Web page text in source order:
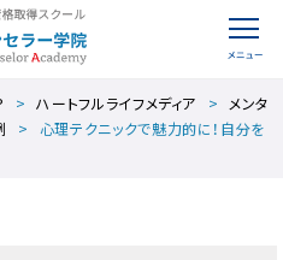
ハートフルライフメディア
メンタ
心理テクニックで魅力的に！自分を